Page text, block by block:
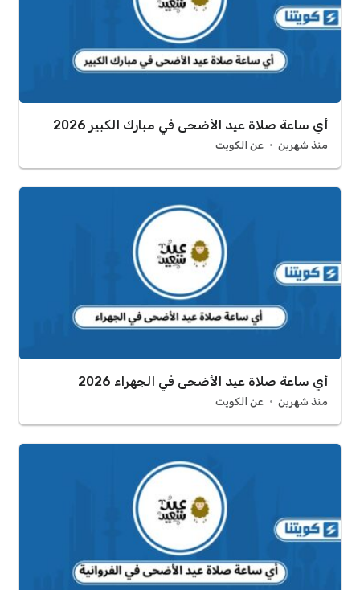
أي ساعة صلاة عيد الأضحى في مبارك الكبير 2026
منذ شهرين عن الكويت
أي ساعة صلاة عيد الأضحى في الجهراء 2026
منذ شهرين عن الكويت